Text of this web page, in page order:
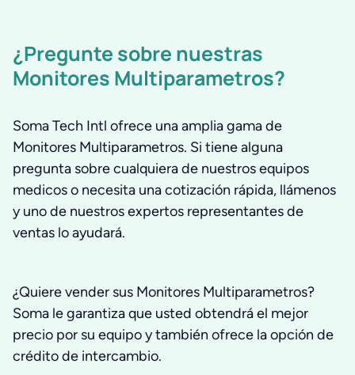
¿Pregunte sobre nuestras
Monitores Multiparametros?
Soma Tech Intl ofrece una amplia gama de
Monitores Multiparametros. Si tiene alguna
pregunta sobre cualquiera de nuestros equipos
medicos o necesita una cotización rápida, llámenos
y uno de nuestros expertos representantes de
ventas lo ayudará.
¿Quiere vender sus Monitores Multiparametros?
Soma le garantiza que usted obtendrá el mejor
precio por su equipo y también ofrece la opción de
crédito de intercambio.